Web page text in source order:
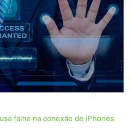
falha na conexão de iPhones